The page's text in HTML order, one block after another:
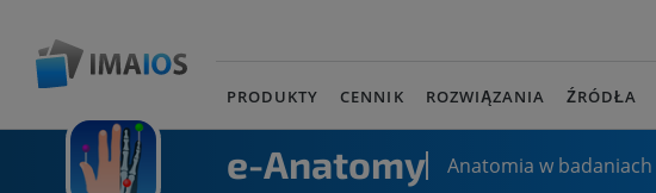
PRODUKTY CENNIK ROZWIĄZANIA ŹRÓDŁA
e-Anatomy Anatomia w badaniach